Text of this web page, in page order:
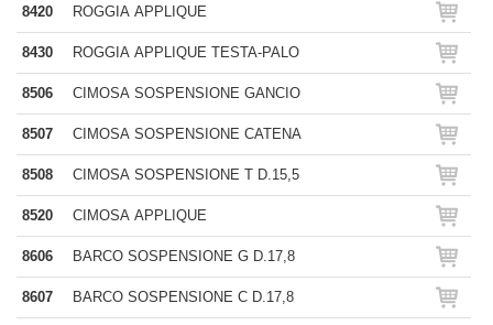
8420 ROGGIA APPLIQUE
8430 ROGGIA APPLIQUE TESTA-PALO
8506 CIMOSA SOSPENSIONE GANCIO
8507 CIMOSA SOSPENSIONE CATENA
8508 CIMOSA SOSPENSIONE T D.15,5
8520 CIMOSA APPLIQUE
8606 BARCO SOSPENSIONE G D.17,8
8607 BARCO SOSPENSIONE C D.17,8